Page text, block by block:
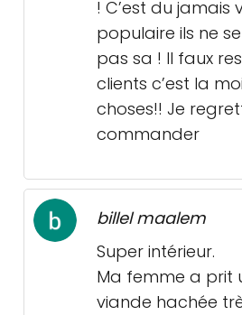
! C’est du jamais
populaire ils ne
pas sa ! Il faux
clients c’est la
choses!! Je
commander
billel maalem
Super intérieur.
Ma femme a prit
viande hachée